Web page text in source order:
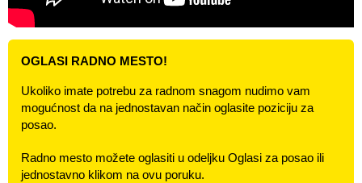
OGLASI RADNO MESTO!
Ukoliko imate potrebu za radnom snagom nudimo vam
mogućnost da na jednostavan način oglasite poziciju za
posao.
Radno mesto možete oglasiti u odeljku Oglasi za posao ili
jednostavno klikom na ovu poruku.